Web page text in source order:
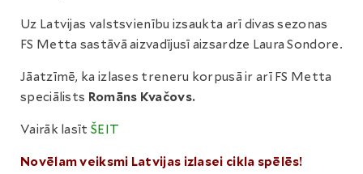
Uz Latvijas valstsvienību izsaukta arī divas sezonas
FS Metta sastāvā aizvadījusī aizsardze Laura Sondore.
Jāatzīmē, ka izlases treneru korpusā ir arī FS Metta
speciālists Romāns Kvačovs.
Vairāk lasīt ŠEIT
Novēlam veiksmi Latvijas izlasei cikla spēlēs!